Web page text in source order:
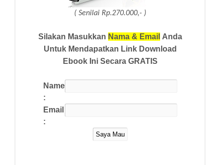
( Senilai Rp.270.000,- )
Silakan Masukkan Nama & Email Anda
Untuk Mendapatkan Link Download
Ebook Ini Secara GRATIS
Name
:
Email
: